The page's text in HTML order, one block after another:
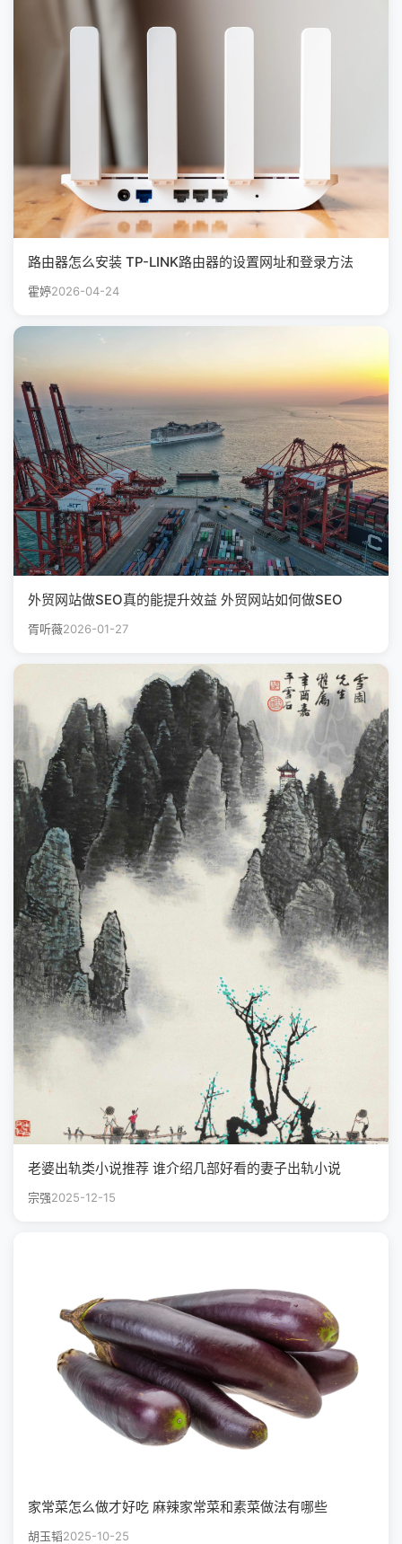
路由器怎么安装 TP-LINK路由器的设置网址和登录方法
霍婷2026-04-24
外贸网站做SEO真的能提升效益 外贸网站如何做SEO
胥听薇2026-01-27
老婆出轨类小说推荐 谁介绍几部好看的妻子出轨小说
宗强2025-12-15
家常菜怎么做才好吃 麻辣家常菜和素菜做法有哪些
胡玉韬2025-10-25